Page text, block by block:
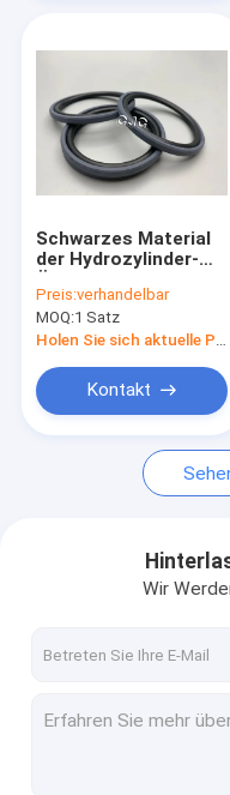
Ventil-Schieber
Bagger Seal Bausatz
Bahn-Regler-
Skelett-Öldichtung
Sich hin- und
Leichte Stahlkeele
Leichte Stahlstangen
Schwarzes Material
der Hydrozylinder-
Ausrüstungs-700-80-
62350 PTFE FKM
Preis:verhandelbar
MOQ:1 Satz
Holen Sie sich aktuelle Preis
Kontakt
Wir